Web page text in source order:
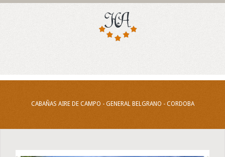
CABAÑAS AIRE DE CAMPO - GENERAL BELGRANO - CORDOBA